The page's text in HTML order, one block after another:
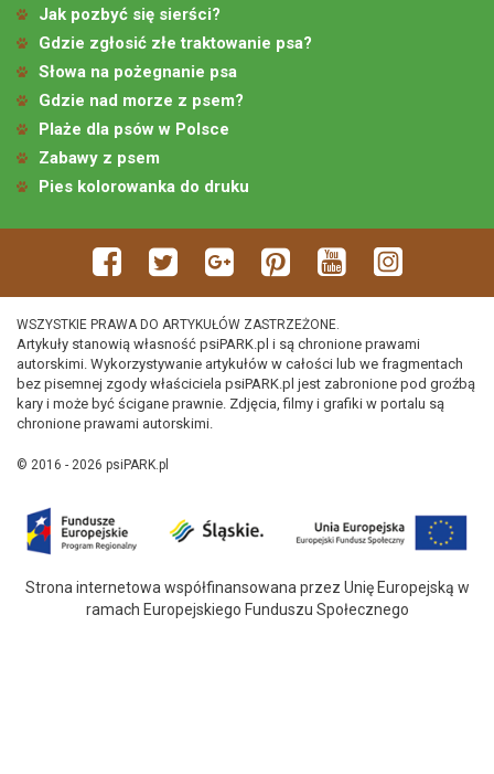
Jak pozbyć się sierści?
Gdzie zgłosić złe traktowanie psa?
Słowa na pożegnanie psa
Gdzie nad morze z psem?
Plaże dla psów w Polsce
Zabawy z psem
Pies kolorowanka do druku
WSZYSTKIE PRAWA DO ARTYKUŁÓW ZASTRZEŻONE.
Artykuły stanowią własność psiPARK.pl i są chronione prawami
autorskimi. Wykorzystywanie artykułów w całości lub we fragmentach
bez pisemnej zgody właściciela psiPARK.pl jest zabronione pod groźbą
kary i może być ścigane prawnie. Zdjęcia, filmy i grafiki w portalu są
chronione prawami autorskimi.
© 2016 - 2026 psiPARK.pl
Strona internetowa współfinansowana przez Unię Europejską w
ramach Europejskiego Funduszu Społecznego